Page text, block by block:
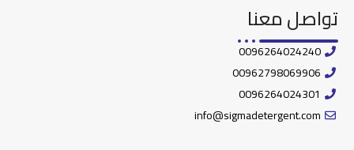
تواصل معنا
0096264024240
00962798069906
0096264024301
info@sigmadetergent.com